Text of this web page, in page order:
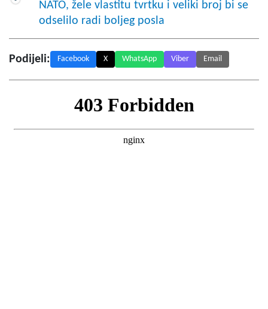
NATO, žele vlastitu tvrtku i veliki broj bi se
odselilo radi boljeg posla
Podijeli: Facebook X WhatsApp Viber Email